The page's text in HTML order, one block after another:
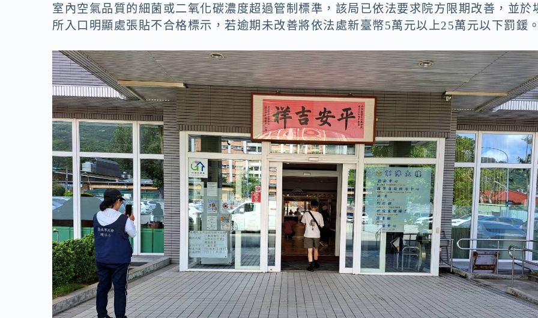
室內空氣品質的細菌或二氧化碳濃度超過管制標準，該局已依法要求院方限期改善，並於
所入口明顯處張貼不合格標示，若逾期未改善將依法處新臺幣5萬元以上25萬元以下罰鍰